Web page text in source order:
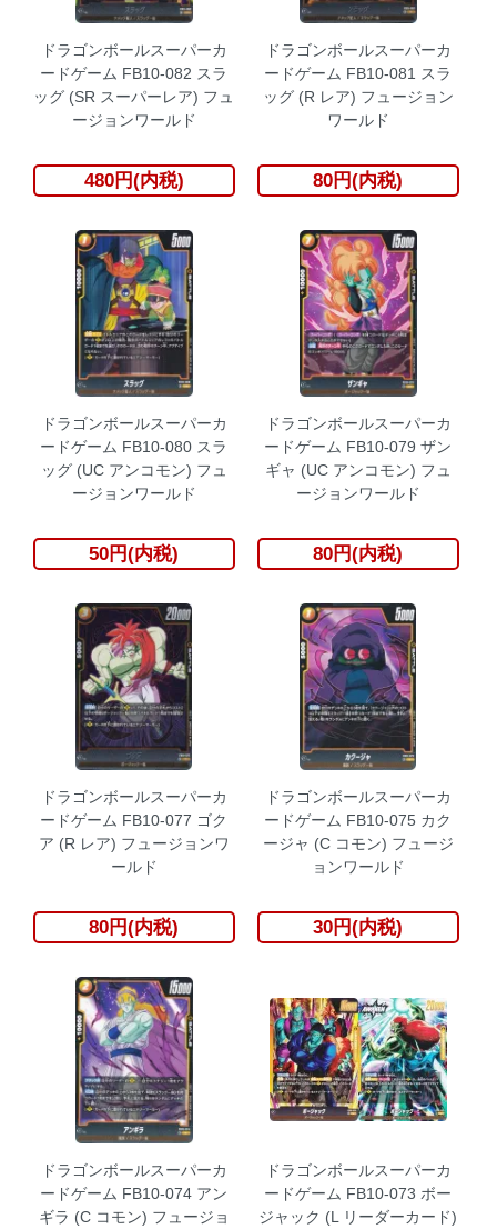
ドラゴンボールスーパーカ
ードゲーム FB10-082 スラ
ッグ (SR スーパーレア) フュ
ージョンワールド
480円(内税)
ドラゴンボールスーパーカ
ードゲーム FB10-081 スラ
ッグ (R レア) フュージョン
ワールド
80円(内税)
ドラゴンボールスーパーカ
ードゲーム FB10-080 スラ
ッグ (UC アンコモン) フュ
ージョンワールド
50円(内税)
ドラゴンボールスーパーカ
ードゲーム FB10-079 ザン
ギャ (UC アンコモン) フュ
ージョンワールド
80円(内税)
ドラゴンボールスーパーカ
ードゲーム FB10-077 ゴク
ア (R レア) フュージョンワ
ールド
80円(内税)
ドラゴンボールスーパーカ
ードゲーム FB10-075 カク
ージャ (C コモン) フュージ
ョンワールド
30円(内税)
ドラゴンボールスーパーカ
ードゲーム FB10-074 アン
ギラ (C コモン) フュージョ
ドラゴンボールスーパーカ
ードゲーム FB10-073 ボー
ジャック (L リーダーカード)